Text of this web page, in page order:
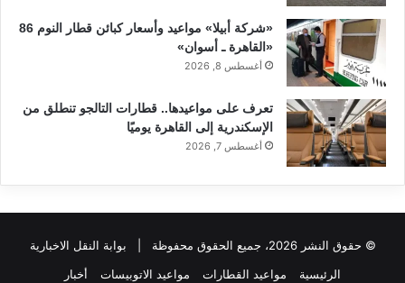
«شركة أبيلا» مواعيد وأسعار كبائن قطار النوم 86
«القاهرة ـ أسوان»
أغسطس 8, 2026
تعرف على مواعيدها.. قطارات التالجو تنطلق من
الإسكندرية إلى القاهرة يوميًا
أغسطس 7, 2026
© حقوق النشر 2026، جميع الحقوق محفوظة |
بوابة النقل الاخبارية
الرئيسية
مواعيد القطارات مواعيد الاتوبيسات
أخبار